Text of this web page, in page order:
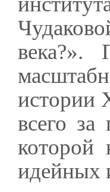
века?».
истории
всего за
которой
идейных